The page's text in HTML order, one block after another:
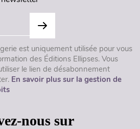
est uniquement utilisée pour vous
des Éditions Ellipses. Vous
le lien de désabonnement
En savoir plus sur la gestion de
nous sur